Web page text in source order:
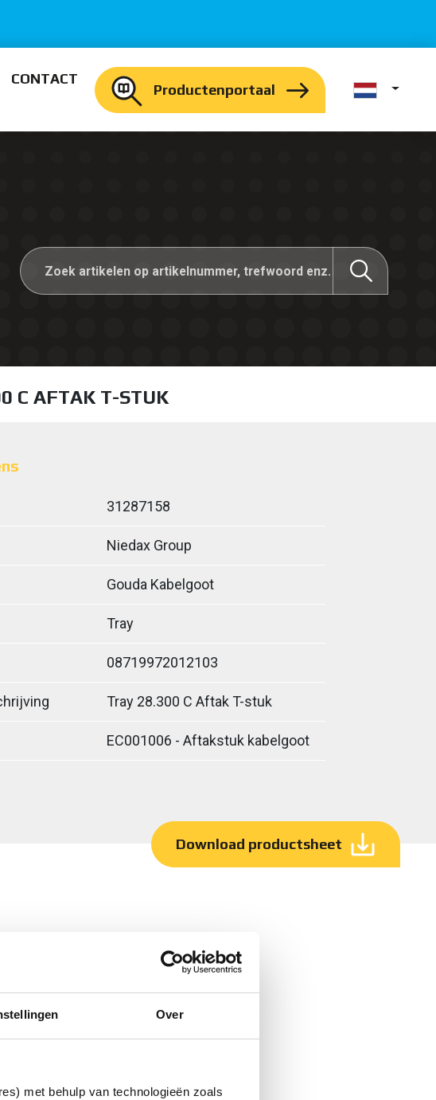
Over
met behulp van technologieën zoals
CONTACT
Productenportaal
C AFTAK T-STUK
31287158
Niedax Group
Gouda Kabelgoot
Tray
08719972012103
Tray 28.300 C Aftak T-stuk
EC001006 - Aftakstuk kabelgoot
Download productsheet